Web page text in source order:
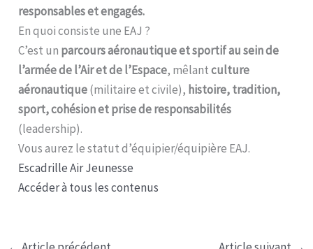
responsables et engagés.
En quoi consiste une EAJ ?
C’est un parcours aéronautique et sportif au sein de
l’armée de l’Air et de l’Espace, mêlantculture
aéronautique(militaire et civile), histoire, tradition,
sport, cohésion et prise de responsabilités
(leadership).
Vous aurez le statut d’équipier/équipière EAJ.
Escadrille Air Jeunesse
Accéder à tous les contenus